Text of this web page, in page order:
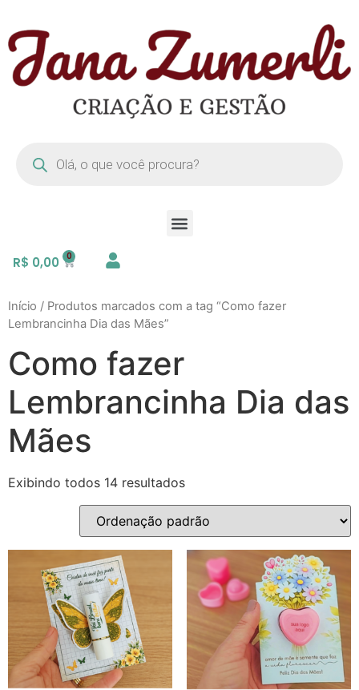
R$ 0,00
Início / Produtos marcados com a tag “Como fazer
Lembrancinha Dia das Mães”
Como fazer
Lembrancinha Dia das
Mães
Exibindo todos 14 resultados